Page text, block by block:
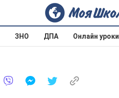
ЗНО ДПА Онлайн уроки